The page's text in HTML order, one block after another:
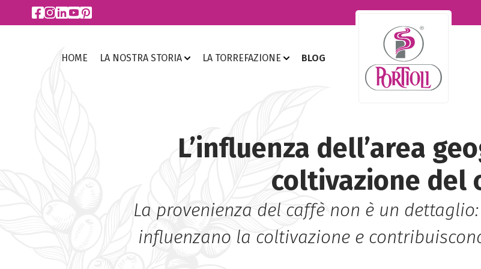
HOME LA NOSTRA STORIA LA TORREFAZIONE BLOG
L’influenza dell’area
coltivazione del
La provenienza del caffè non è un
influenzano la coltivazione e